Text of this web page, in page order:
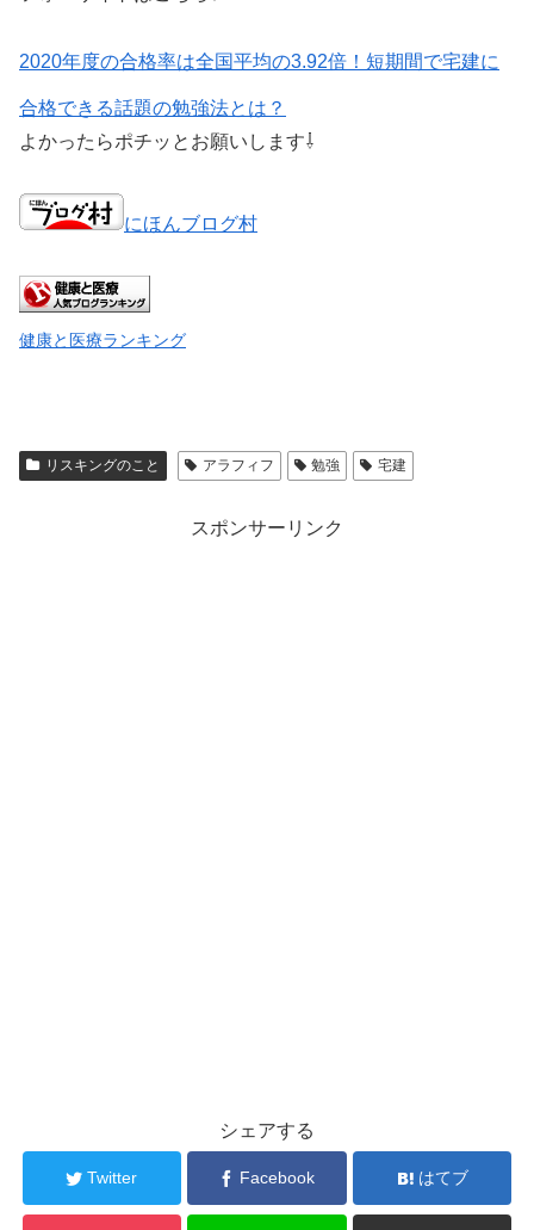
2020年度の合格率は全国平均の3.92倍！短期間で宅建に
合格できる話題の勉強法とは？
よかったらポチッとお願いします⇩
にほんブログ村
健康と医療ランキング
リスキングのこと アラフィフ 勉強 宅建
スポンサーリンク
シェアする
Twitter Facebook はてブ